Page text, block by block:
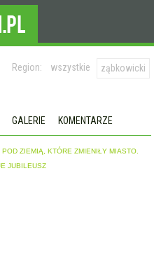
Region: wszystkie ząbkowicki
GALERIE KOMENTARZE
POD ZIEMIĄ, KTÓRE ZMIENIŁY MIASTO.
JUBILEUSZ